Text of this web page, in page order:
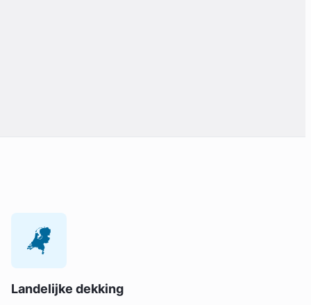
Landelijke dekking